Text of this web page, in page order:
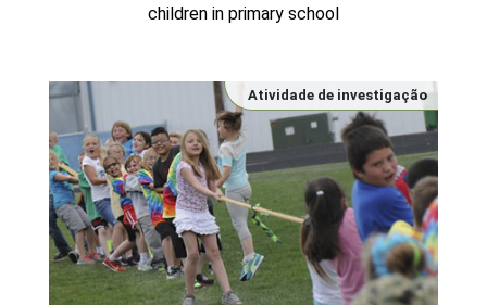
children in primary school
Atividade de investigação